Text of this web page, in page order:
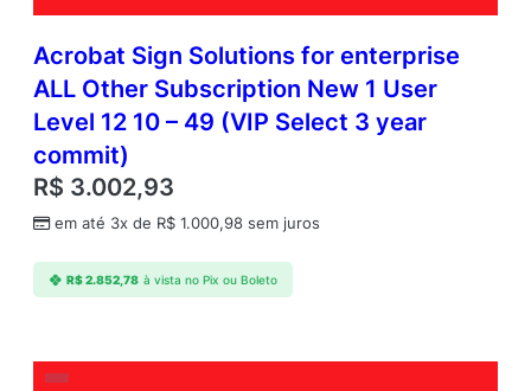
Acrobat Sign Solutions for enterprise
ALL Other Subscription New 1 User
Level 12 10 – 49 (VIP Select 3 year
commit)
R$ 3.002,93
em até 3x de R$ 1.000,98 sem juros
R$2.852,78 à vista no Pix ou Boleto